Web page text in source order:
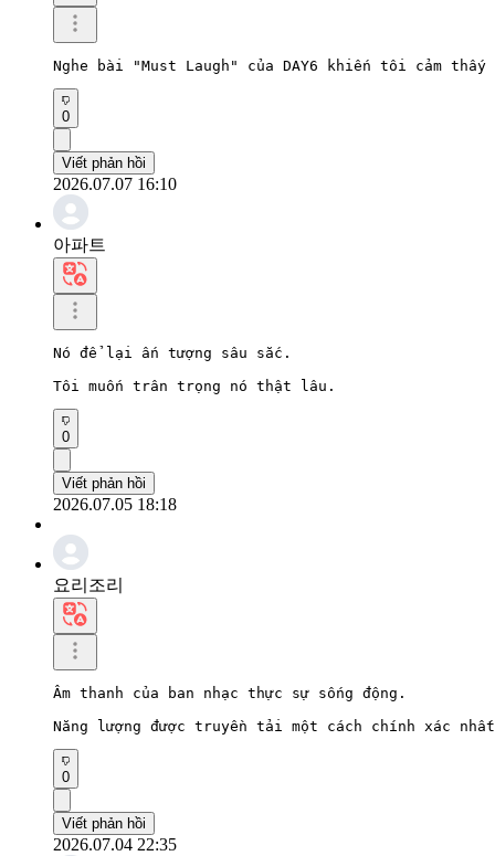
Nghe bài "Must Laugh" của DAY6 khiến tôi cảm
0
Viết phản hồi
2026.07.07 16:10
아파트
Nó để lại ấn tượng sâu sắc.
Tôi muốn trân trọng nó thật lâu.
0
Viết phản hồi
2026.07.05 18:18
요리조리
Âm thanh của ban nhạc thực sự sống động.
Năng lượng được truyền tải một cách chính xác
0
Viết phản hồi
2026.07.04 22:35